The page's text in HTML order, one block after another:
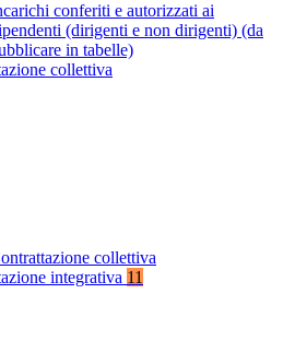
conferiti e autorizzati ai
(dirigenti e non dirigenti) (da
in tabelle)
collettiva
collettiva
integrativa 11